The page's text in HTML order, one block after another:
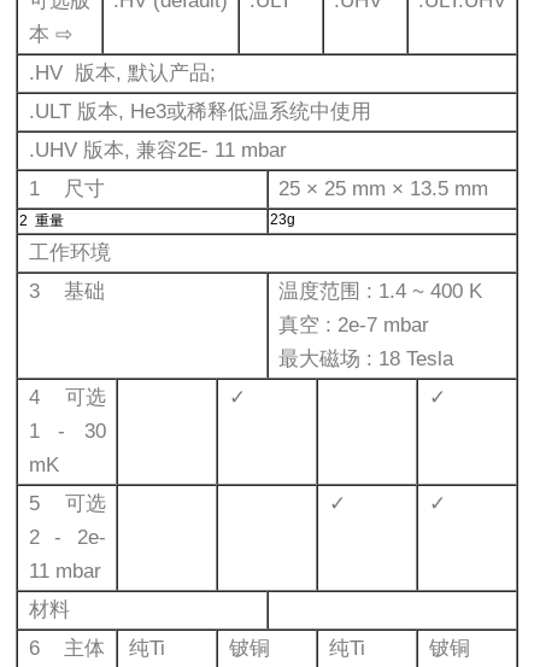
本 ⇨
.HV 版本, 默认产品;
.ULT 版本, He3或稀释低温系统中使⽤
.UHV 版本, 兼容2E- 11 mbar
1 尺⼨
25 × 25 mm × 13.5 mm
2 重量 23g
工作环境
3 基础
温度范围 : 1.4 ~ 400 K
真空 : 2e-7 mbar
最⼤磁场 : 18 Tesla
4 可选
1 - 30
mK
✓ ✓
5 可选
2 - 2e-
11 mbar
✓ ✓
材料
6 主体
纯Ti 铍铜 纯Ti
铍铜